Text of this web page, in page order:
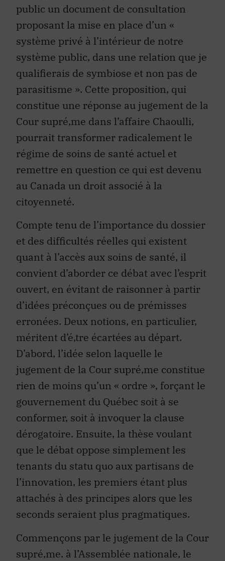
public un document de consultation
proposant la mise en place d’un «
système privé à l’intérieur de notre
système public, dans une relation que je
qualifierais de symbiose et non pas de
parasitisme ». Cette proposition, qui
constitue une réponse au jugement de la
Cour supré‚me dans l’affaire Chaoulli,
pourrait transformer radicalement le
régime de soins de santé actuel et
remettre en question ce qui est devenu
au Canada un droit associé à la
citoyenneté.
Compte tenu de l’importance du dossier
et des difficultés réelles qui existent
quant à l’accès aux soins de santé, il
convient d’aborder ce débat avec l’esprit
ouvert, en évitant de raisonner à partir
d’idées préconçues ou de prémisses
erronées. Deux notions, en particulier,
méritent d’é‚tre écartées au départ.
D’abord, l’idée selon laquelle le
jugement de la Cour supré‚me constitue
rien de moins qu’un « ordre », forçant le
gouvernement du Québec soit à se
conformer, soit à invoquer la clause
dérogatoire. Ensuite, la thèse voulant
que le débat oppose simplement les
tenants du statu quo aux partisans de
l’innovation, les premiers étant plus
attachés à des principes alors que les
seconds seraient plus pragmatiques.
Commençons par le jugement de la Cour
supré‚me. à l’Assemblée nationale, le